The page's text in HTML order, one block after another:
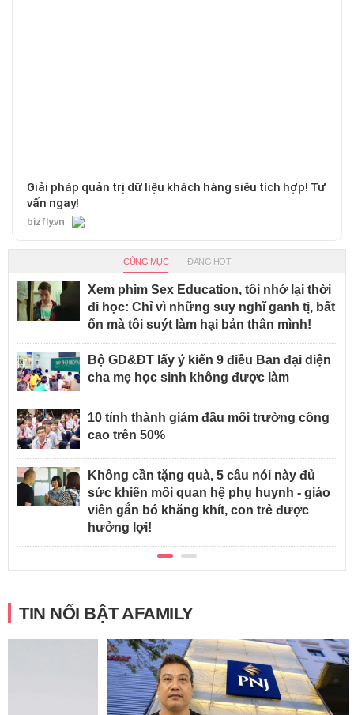
Giải pháp quản trị dữ liệu khách hàng siêu tích hợp! Tư
vấn ngay!
bizfly.vn
CÙNG MỤC ĐANG HOT
Xem phim Sex Education, tôi nhớ lại thời
đi học: Chỉ vì những suy nghĩ ganh tị, bất
ổn mà tôi suýt làm hại bản thân mình!
Bộ GD&ĐT lấy ý kiến 9 điều Ban đại diện
cha mẹ học sinh không được làm
10 tỉnh thành giảm đầu mối trường công
cao trên 50%
Không cần tặng quà, 5 câu nói này đủ
sức khiến mối quan hệ phụ huynh - giáo
viên gắn bó khăng khít, con trẻ được
hưởng lợi!
TIN NỔI BẬT AFAMILY